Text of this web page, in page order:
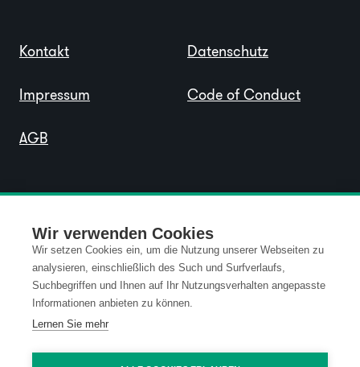
Wir verwenden Cookies
Wir setzen Cookies ein, um die Nutzung unserer Webseiten zu
analysieren, einschließlich des Such und Surfverlaufs,
Suchbegriffen und Ihnen auf Ihr Nutzungsverhalten angepasste
Informationen anbieten zu können.
Lernen Sie mehr
Kontakt
Impressum
AGB
Datenschutz
Code of Conduct